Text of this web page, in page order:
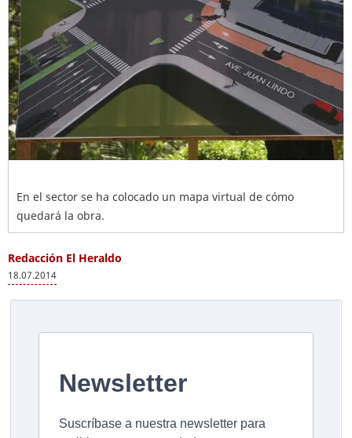
En el sector se ha colocado un mapa virtual de cómo
quedará la obra.
Redacción El Heraldo
18.07.2014